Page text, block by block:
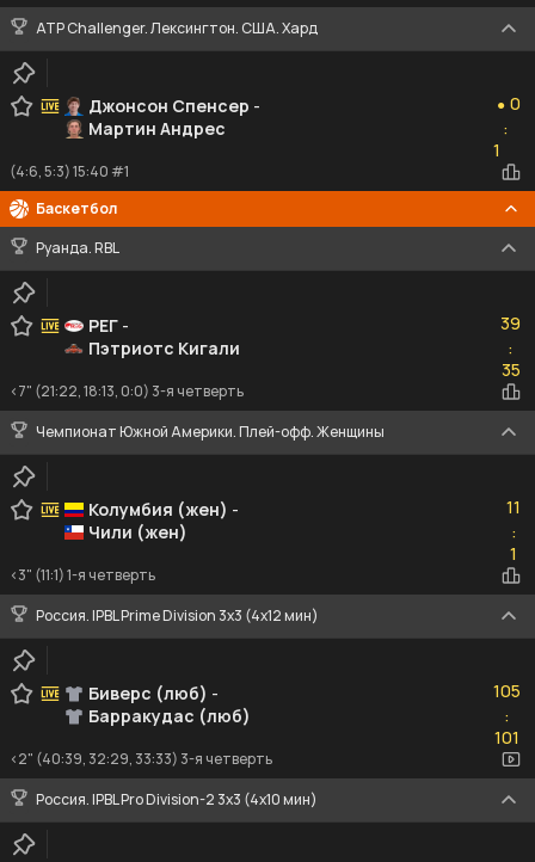
ATP Challenger. Лексингтон. США. Хард
Джонсон Спенсер -
Мартин Андрес
● 0
:
1
(4:6, 5:3) 15:40 #1
Баскетбол
Руанда. RBL
РЕГ -
Пэтриотс Кигали
39
:35
35
<7" (21:22, 18:13, 0:0) 3-я четверть
Чемпионат Южной Америки. Плей-офф. Женщины
Колумбия (жен) -
Чили (жен)
11
:1
1
<3" (11:1) 1-я четверть
Россия. IPBL Prime Division 3x3 (4x12 мин)
Биверс (люб) -
Барракудас (люб)
105
:101
101
<2" (40:39, 32:29, 33:33) 3-я четверть
Россия. IPBL Pro Division-2 3x3 (4x10 мин)